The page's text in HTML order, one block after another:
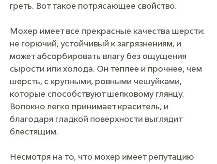
греть. Вот такое потрясающее свойство.
Мохер имеет все прекрасные качества шерсти:
не горючий, устойчивый к загрязнениям, и
может абсорбировать влагу без ощущения
сырости или холода. Он теплее и прочнее, чем
шерсть, с крупными, ровными чешуйками,
которые способствуют шелковому глянцу.
Волокно легко принимает краситель, и
благодаря гладкой поверхности выглядит
блестящим.
Несмотря на то, что мохер имеет репутацию